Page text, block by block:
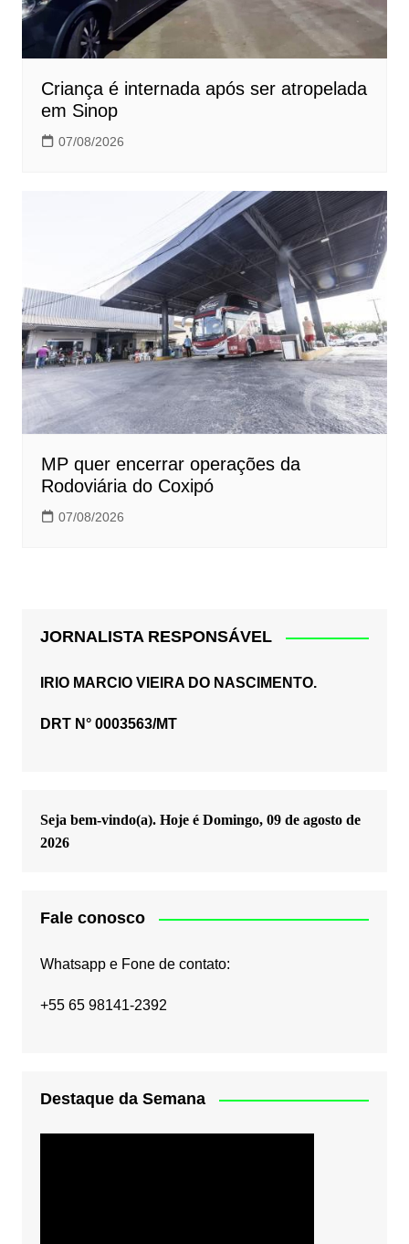
Criança é internada após ser atropelada
em Sinop
07/08/2026
MP quer encerrar operações da
Rodoviária do Coxipó
07/08/2026
JORNALISTA RESPONSÁVEL
IRIO MARCIO VIEIRA DO NASCIMENTO.
DRT N° 0003563/MT
Seja bem-vindo(a). Hoje é Domingo, 09 de agosto de
2026
Fale conosco
Whatsapp e Fone de contato:
+55 65 98141-2392
Destaque da Semana